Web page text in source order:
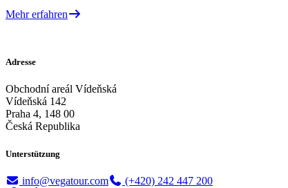
Mehr erfahren
Adresse
Obchodní areál Vídeňská
Vídeňská 142
Praha 4, 148 00
Česká Republika
Unterstützung
info@vegatour.com (+420) 242 447 200